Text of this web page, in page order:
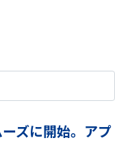
ズに開始。アプ